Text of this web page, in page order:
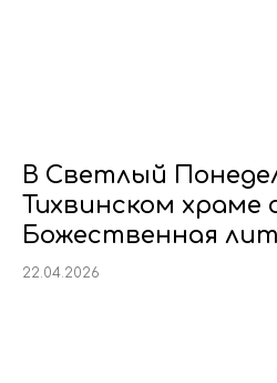
В Светлый
Тихвинском храме
Божественная
22.04.2026